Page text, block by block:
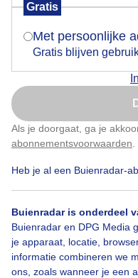
Gratis
Met persoonlijke
Gratis blijven
Als je doorgaat, ga je
abonnementsvoorwaarden
Heb je al een Buienradar-
Buienradar is onderdeel
Buienradar en DPG Media
je apparaat, locatie,
informatie combineren we
ons, zoals wanneer je een
19:30
Is
Nu
Klik hier